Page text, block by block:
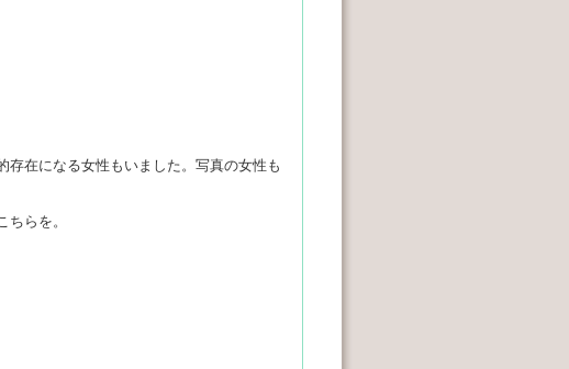
在になる女性もいました。写真の女性も
らを。